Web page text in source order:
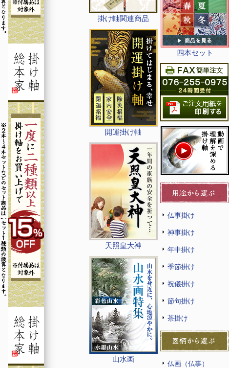
掛け軸関連商品
開運掛け軸
天照皇大神
山水画
四本セット
仏事掛け
神事掛け
年中掛け
季節掛け
祝儀掛け
節句掛け
茶掛け
仏画（仏事）